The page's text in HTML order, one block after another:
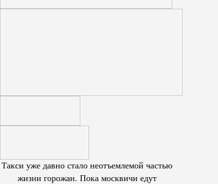
Такси уже давно стало неотъемлемой частью
жизни горожан. Пока москвичи едут